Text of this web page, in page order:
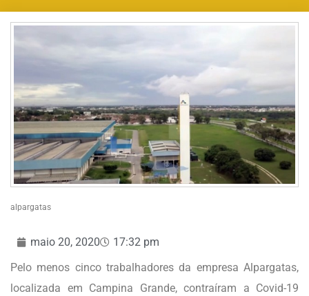
alpargatas
maio 20, 2020
17:32 pm
Pelo menos cinco trabalhadores da empresa Alpargatas,
localizada em Campina Grande, contraíram a Covid-19